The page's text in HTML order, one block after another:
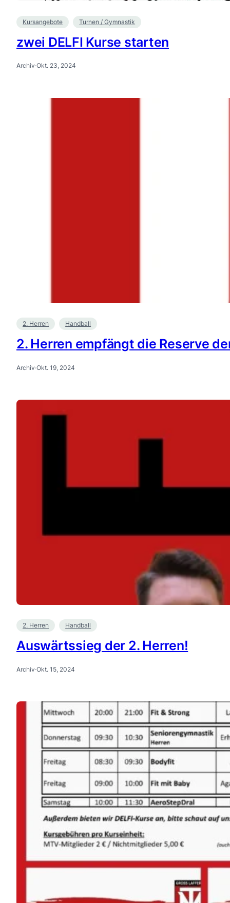
Kursangebote Turnen / Gymnastik
zwei DELFI Kurse starten
Archiv·Okt. 23, 2024
2. Herren Handball
2. Herren empfängt die Reserve
Archiv·Okt. 19, 2024
2. Herren Handball
Auswärtssieg der 2. Herren!
Archiv·Okt. 15, 2024